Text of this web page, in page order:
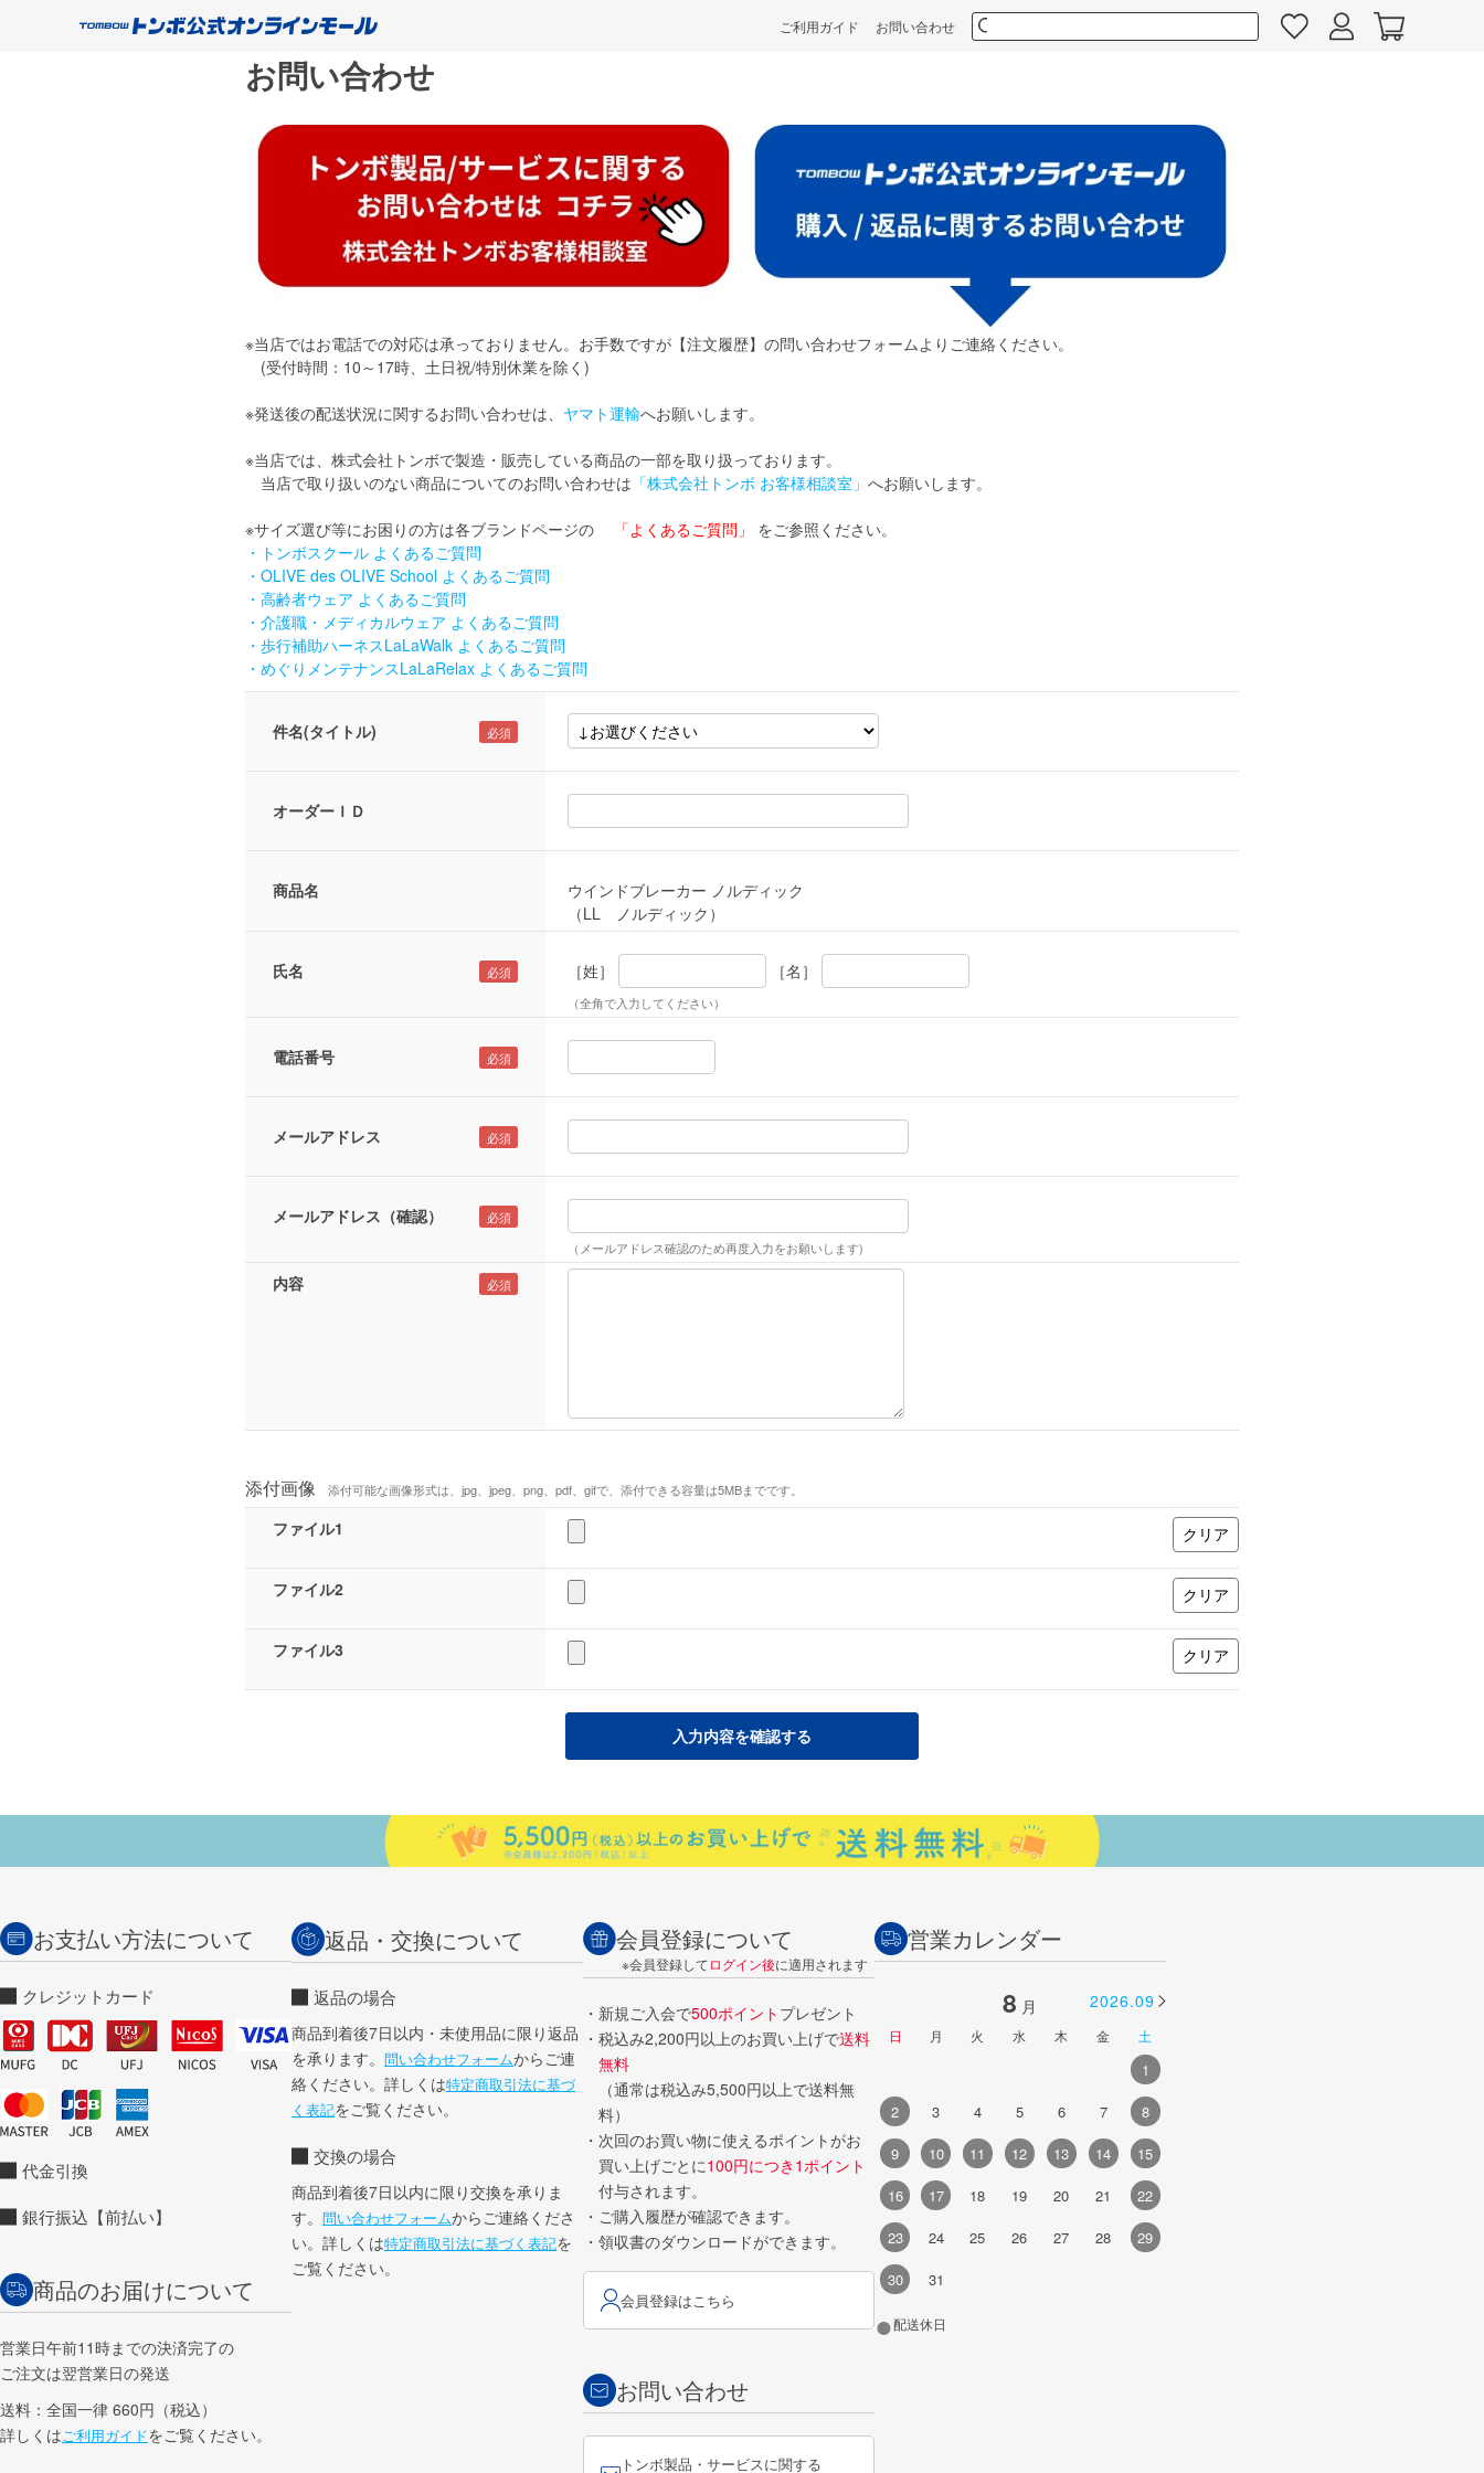
ご利用ガイド お問い合わせ
お問い合わせ
※当店ではお電話での対応は承っておりません。お手数ですが【注文履歴】の問い合わせフォームよりご連絡ください。
(受付時間：10～17時、土日祝/特別休業を除く)
※発送後の配送状況に関するお問い合わせは、 ヤマト運輸へお願いします。
※当店では、株式会社トンボで製造・販売している商品の一部を取り扱っております。
当店で取り扱いのない商品についてのお問い合わせは 「株式会社トンボ お客様相談室」 へお願いします。
※サイズ選び等にお困りの方は各ブランドページの 「よくあるご質問」 をご参照ください。
・トンボスクール よくあるご質問
・OLIVE des OLIVE School よくあるご質問
・高齢者ウェア よくあるご質問
・介護職・メディカルウェア よくあるご質問
・歩行補助ハーネスLaLaWalk よくあるご質問
・めぐりメンテナンスLaLaRelax よくあるご質問
件名(タイトル)
オーダーＩＤ
商品名
ウインドブレーカー ノルディック
（LL ノルディック）
氏名 ［姓］ ［名］
（全角で入力してください）
電話番号
メールアドレス
メールアドレス（確認）
（メールアドレス確認のため再度入力をお願いします)
内容
添付画像 添付可能な画像形式は、jpg、jpeg、png、pdf、gifで、添付できる容量は5MBまでです。
ファイル1 クリア
ファイル2 クリア
ファイル3 クリア
お支払い方法について
クレジットカード
代金引換
銀行振込【前払い】
商品のお届けについて
営業日午前11時までの決済完了の
ご注文は翌営業日の発送
送料：全国一律 660円（税込）
詳しくはご利用ガイドをご覧ください。
返品・交換について
返品の場合
商品到着後7日以内・未使用品に限り返品
を承ります。 問い合わせフォームからご連
絡ください。詳しくは特定商取引法に基づ
く表記をご覧ください。
交換の場合
商品到着後7日以内に限り交換を承りま
す。 問い合わせフォームからご連絡くださ
い。詳しくは特定商取引法に基づく表記を
ご覧ください。
会員登録について
※会員登録してログイン後に適用されます
・新規ご入会で500ポイント プレゼント
・税込み2,200円以上のお買い上げで送料
無料
（通常は税込み5,500円以上で送料無
料）
・次回のお買い物に使えるポイントがお
買い上げごとに100円につき1ポイント
付与されます。
・ご購入履歴が確認できます。
・領収書のダウンロードができます。
会員登録はこちら
お問い合わせ
トンボ製品・サービスに関する
営業カレンダー
8 月 2026.09
日 月 火 水 木 金 土
1
2
3 4 5 6 7
8
9
10 11 12 13 14
15
16
17 18 19 20 21
22
23
24 25 26 27 28
29
30
31
●配送休日